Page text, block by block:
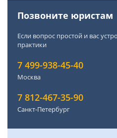
Позвоните юристам
Если вопрос простой и вас
практики
7 499-938-45-40
Москва
7 812-467-35-90
Санкт-Петербург